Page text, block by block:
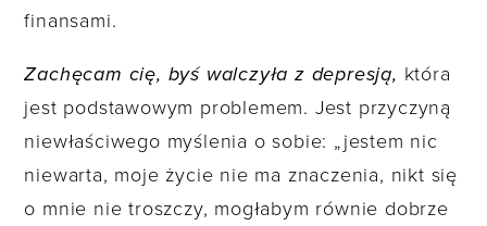
finansami.
Zachęcam cię, byś walczyła z depresją, która
jest podstawowym problemem. Jest przyczyną
niewłaściwego myślenia o sobie: „jestem nic
niewarta, moje życie nie ma znaczenia, nikt się
o mnie nie troszczy, mogłabym równie dobrze